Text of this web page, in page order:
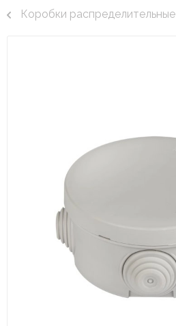
Коробки распределительные